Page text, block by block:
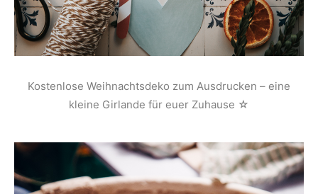
Kostenlose Weihnachtsdeko zum Ausdrucken – eine
kleine Girlande für euer Zuhause ☆